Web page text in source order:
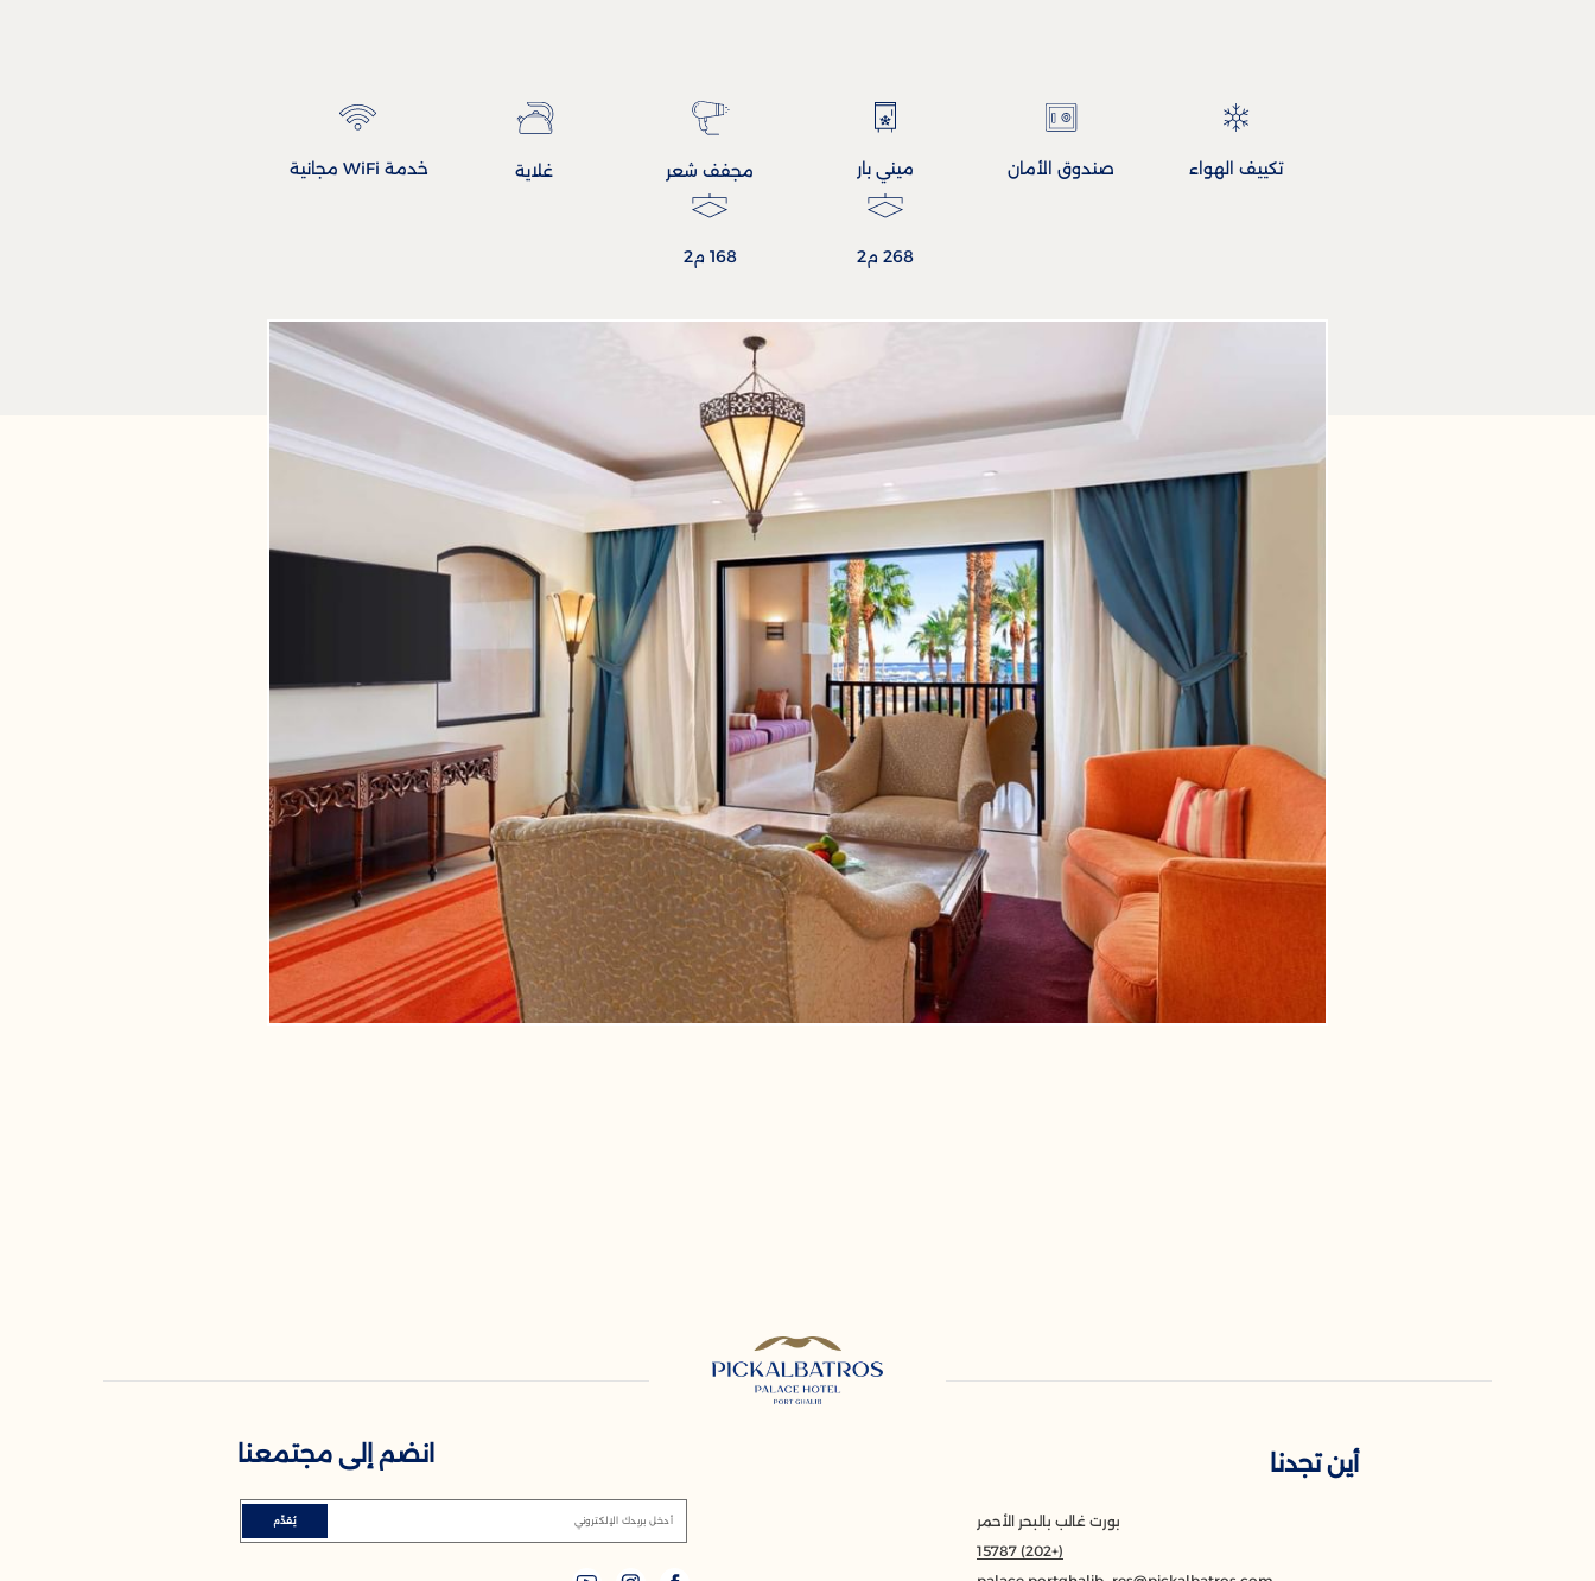
تكييف الهواء صندوق الأمان ميني بار مجفف شعر غلاية خدمة WiFi مجانية
268 م2 168 م2
أين تجدنا
بورت غالب بالبحر الأحمر
(+202) 15787
انضم إلى مجتمعنا
أدخل بريدك الإلكتروني يُقدِّم